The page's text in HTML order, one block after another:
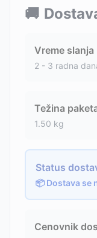
🚚
Vreme slanja
2 - 3 radna
Težina
1.50 kg
Status
📦 Dostava se
Cenovnik